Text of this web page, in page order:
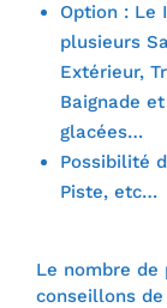
Option : Le
plusieurs
Extérieur,
Baignade
glacées…
Possibilité
Piste, etc…
Le nombre
conseillons